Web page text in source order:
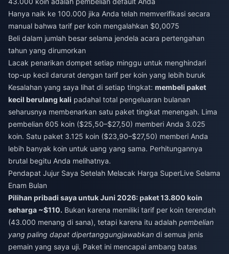
Hanya naik ke 100.000 jika Anda telah memverifikasi secara
manual bahwa tarif per koin mengalahkan $0,0075
Beli dalam jumlah besar selama jendela acara pertengahan
tahun yang dirumorkan
Lacak penarikan dompet setiap minggu untuk menghindari
top-up kecil darurat dengan tarif per koin yang lebih buruk
Kesalahan yang saya lihat di setiap tingkat: membeli paket
kecil berulang kali padahal total pengeluaran bulanan
seharusnya membenarkan satu paket tingkat menengah. Lima
pembelian 605 koin ($25,50–$27,50) memberi Anda 3.025
koin. Satu paket 3.125 koin ($23,90–$27,50) memberi Anda
lebih banyak koin untuk uang yang sama. Perhitungannya
brutal begitu Anda melihatnya.
Pendapat Jujur Saya Setelah Melacak Harga SuperLive Selama
Enam Bulan
Pilihan pribadi saya untuk Juni 2026: paket 13.800 koin
seharga ~$110. Bukan karena memiliki tarif per koin terendah
(43.000 menang di sana), tetapi karena itu adalah pembelian
yang paling dapat dipertanggungjawabkan di semua jenis
pemain yang saya uji. Paket ini mencapai ambang batas